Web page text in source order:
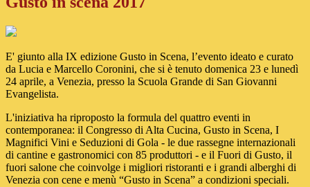
E' giunto alla IX edizione Gusto in Scena, l’evento ideato e curato
da Lucia e Marcello Coronini, che si è tenuto domenica 23 e lunedì
24 aprile, a Venezia, presso la Scuola Grande di San Giovanni
Evangelista.
L'iniziativa ha riproposto la formula del quattro eventi in
contemporanea: il Congresso di Alta Cucina, Gusto in Scena, I
Magnifici Vini e Seduzioni di Gola - le due rassegne internazionali
di cantine e gastronomici con 85 produttori - e il Fuori di Gusto, il
fuori salone che coinvolge i migliori ristoranti e i grandi alberghi di
Venezia con cene e menù “Gusto in Scena” a condizioni speciali.